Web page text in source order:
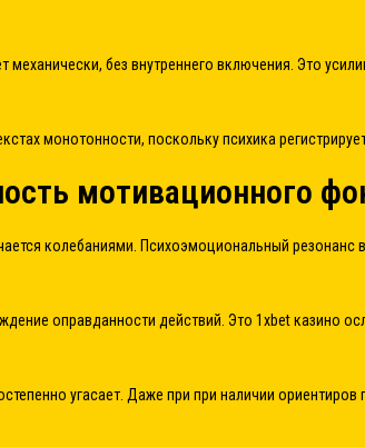
без внутреннего включения. Это
монотонности, поскольку психика
мотивационного
колебаниями. Психоэмоциональный резонанс
оправданности действий. Это 1xbet казино
угасает. Даже при при наличии